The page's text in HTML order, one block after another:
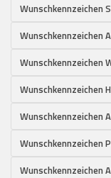
Wunschkennzeichen
Wunschkennzeichen
Wunschkennzeichen
Wunschkennzeichen
Wunschkennzeichen
Wunschkennzeichen
Wunschkennzeichen